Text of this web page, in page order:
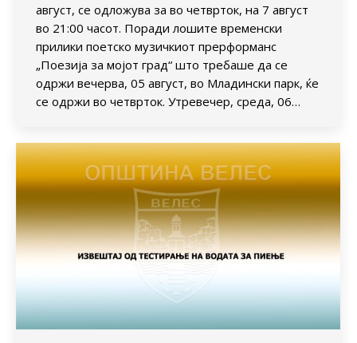
август, се одложува за во четврток, на 7 август
во 21:00 часот. Поради лошите временски
прилики поетско музичкиот прерформанс
„Поезија за мојот град“ што требаше да се
одржи вечерва, 05 август, во Младински парк, ќе
се одржи во четврток. Утревечер, среда, 06…